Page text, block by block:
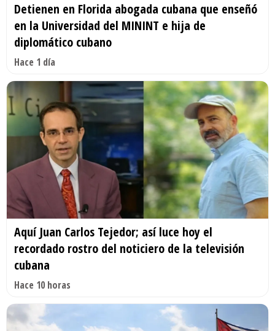
Detienen en Florida abogada cubana que enseñó
en la Universidad del MININT e hija de
diplomático cubano
Hace 1 día
Aquí Juan Carlos Tejedor; así luce hoy el
recordado rostro del noticiero de la televisión
cubana
Hace 10 horas